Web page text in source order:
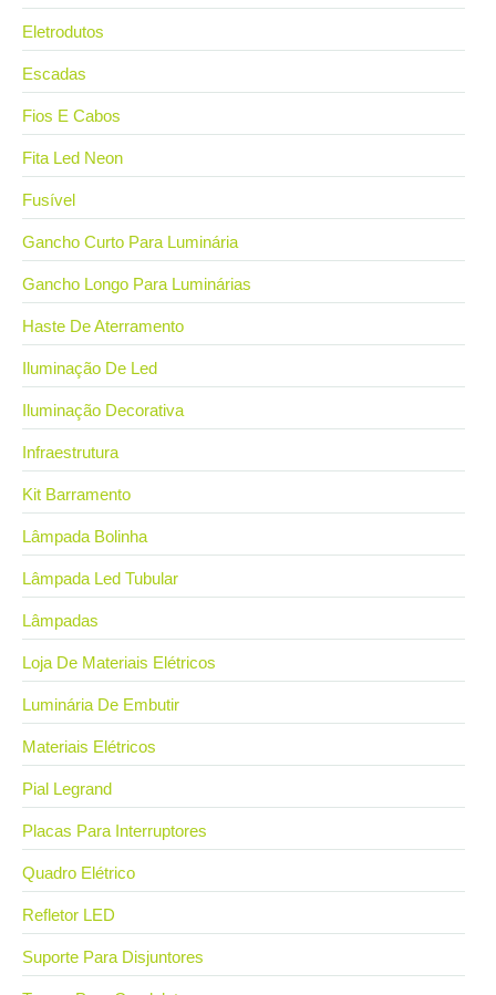
Eletrodutos
Escadas
Fios E Cabos
Fita Led Neon
Fusível
Gancho Curto Para Luminária
Gancho Longo Para Luminárias
Haste De Aterramento
Iluminação De Led
Iluminação Decorativa
Infraestrutura
Kit Barramento
Lâmpada Bolinha
Lâmpada Led Tubular
Lâmpadas
Loja De Materiais Elétricos
Luminária De Embutir
Materiais Elétricos
Pial Legrand
Placas Para Interruptores
Quadro Elétrico
Refletor LED
Suporte Para Disjuntores